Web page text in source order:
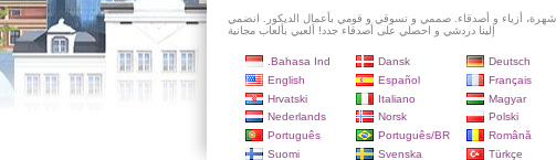
شهرة، أزياء و أصدقاء. صممي و تسوقي و قومي بأعمال الديكور. انضمي
إلينا دردشي و احصلي على أصدقاء جدد! ألعبي بألعاب مجانية
Bahasa Ind. Dansk
Deutsch
English
Español
Français
Hrvatski
Italiano
Magyar
Nederlands
Norsk
Polski
Português
Português/BR
Română
Suomi
Svenska Türkçe